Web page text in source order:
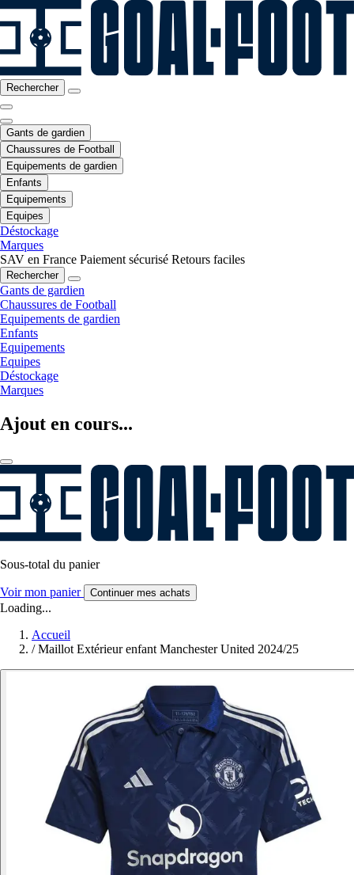
Rechercher
Gants de gardien
Chaussures de Football
Equipements de gardien
Enfants
Equipements
Equipes
Déstockage
Marques
SAV en France Paiement sécurisé Retours faciles
Rechercher
Gants de gardien
Chaussures de Football
Equipements de gardien
Enfants
Equipements
Equipes
Déstockage
Marques
Ajout en cours...
Sous-total du panier
Voir mon panier Continuer mes achats
Loading...
Accueil
/ Maillot Extérieur enfant Manchester United 2024/25